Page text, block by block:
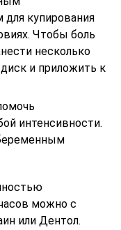
купирования
Чтобы боль
несколько
и приложить к
интенсивности.
можно с
или Дентол.